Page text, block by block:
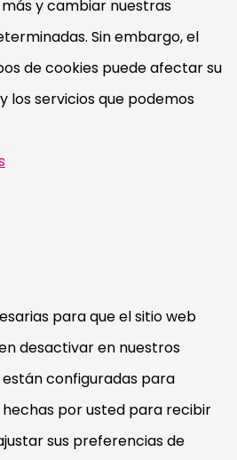
y cambiar nuestras
Sin embargo, el
de cookies puede afectar su
los servicios que podemos
para que el sitio web
desactivar en nuestros
configuradas para
por usted para recibir
sus preferencias de